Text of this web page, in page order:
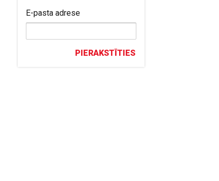
E-pasta adrese
PIERAKSTĪTIES